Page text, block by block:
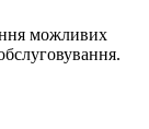
можливих